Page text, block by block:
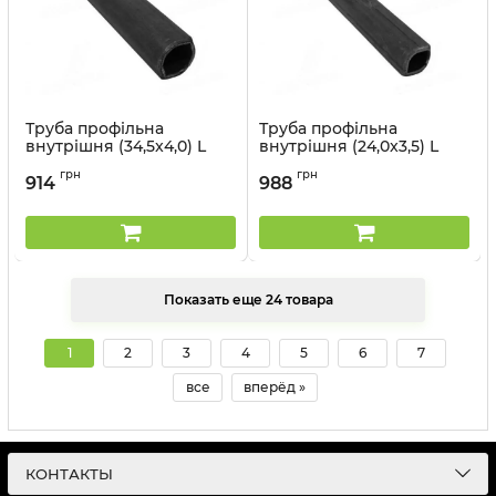
Труба профільна
внутрішня (34,5x4,0) L
Прогрес
914 грн
Труба профільна
внутрішня (24,0x3,5) L
Прогрес
988 грн
Показать еще 24 товара
1 2 3 4 5 6 7
все вперёд »
КОНТАКТЫ